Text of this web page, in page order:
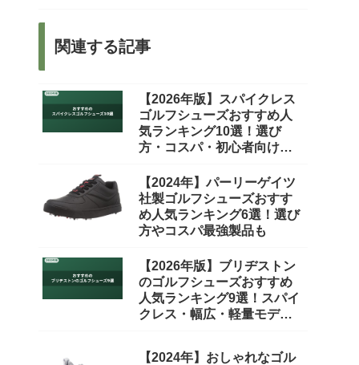
関連する記事
【2026年版】スパイクレス
ゴルフシューズおすすめ人
気ランキング10選！選び
方・コスパ・初心者向けま
【2024年】パーリーゲイツ
社製ゴルフシューズおすす
め人気ランキング6選！選び
方やコスパ最強製品も
【2026年版】ブリヂストン
のゴルフシューズおすすめ
人気ランキング9選！スパイ
クレス・幅広・軽量モデル
【2024年】おしゃれなゴル